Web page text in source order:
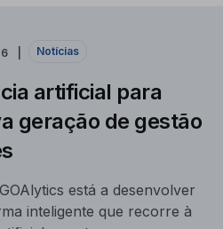
Notícias
artificial para
geração de gestão
está a desenvolver
inteligente que recorre à